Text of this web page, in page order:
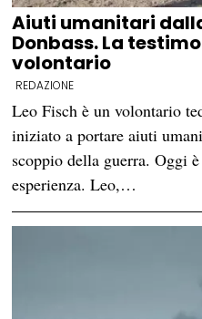
Aiuti umanitari
Donbass. La
volontario
REDAZIONE
Leo Fisch è un volontario
iniziato a portare aiuti
scoppio della guerra. Oggi
esperienza. Leo,…